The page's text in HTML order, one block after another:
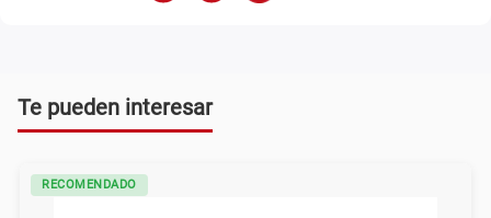
Te pueden interesar
RECOMENDADO